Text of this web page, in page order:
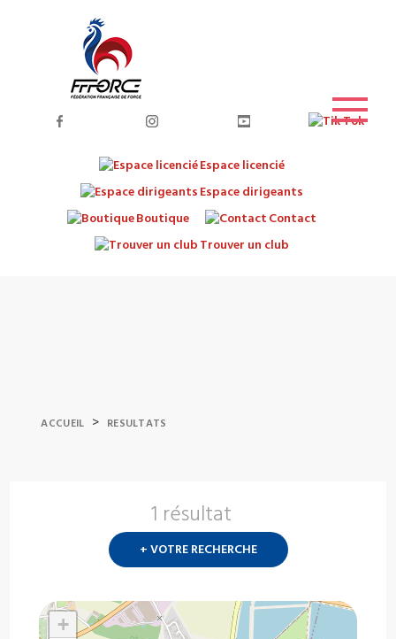
Espace licencié
Espace dirigeants
Boutique
Contact
Trouver un club
ACCUEIL > RESULTATS
1 résultat
+ VOTRE RECHERCHE
+